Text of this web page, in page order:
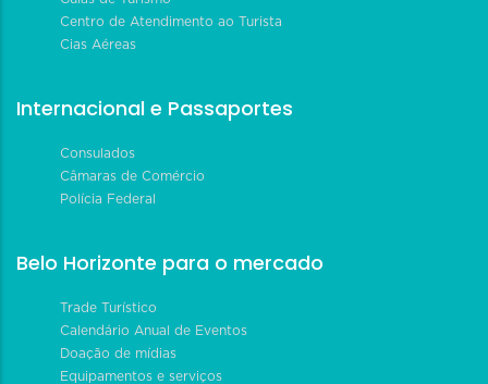
Centro de Atendimento ao Turista
Cias Aéreas
Internacional e Passaportes
Consulados
Câmaras de Comércio
Polícia Federal
Belo Horizonte para o mercado
Trade Turístico
Calendário Anual de Eventos
Doação de mídias
Equipamentos e serviços